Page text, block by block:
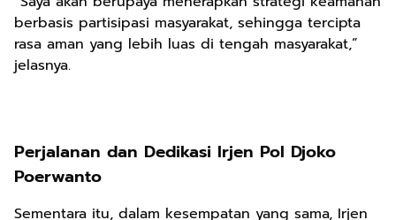
berbasis partisipasi masyarakat, sehingga tercipta
rasa aman yang lebih luas di tengah masyarakat,”
jelasnya.
Perjalanan dan Dedikasi Irjen Pol Djoko
Poerwanto
Sementara itu, dalam kesempatan yang sama, Irjen